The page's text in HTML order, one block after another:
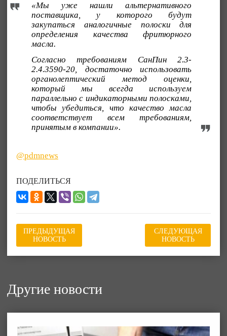
«Мы уже нашли альтернативного
поставщика, у которого будут
закупаться аналогичные полоски для
определения качества фритюрного
масла.
Согласно требованиям СанПин 2.3-
2.4.3590-20, достаточно использовать
органолептический метод оценки,
который мы всегда используем
параллельно с индикаторными полосками,
чтобы убедиться, что качество масла
соответствует всем требованиям,
принятым в компании».
@pdmnews
ПОДЕЛИТЬСЯ
ПРЕДЫДУЩАЯ
НОВОСТЬ
СЛЕДУЮЩАЯ
НОВОСТЬ
Другие новости